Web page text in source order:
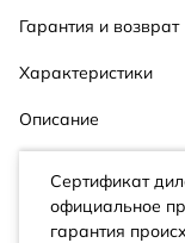
Гарантия и возврат
Характеристики
Описание
Сертификат
официальное
гарантия